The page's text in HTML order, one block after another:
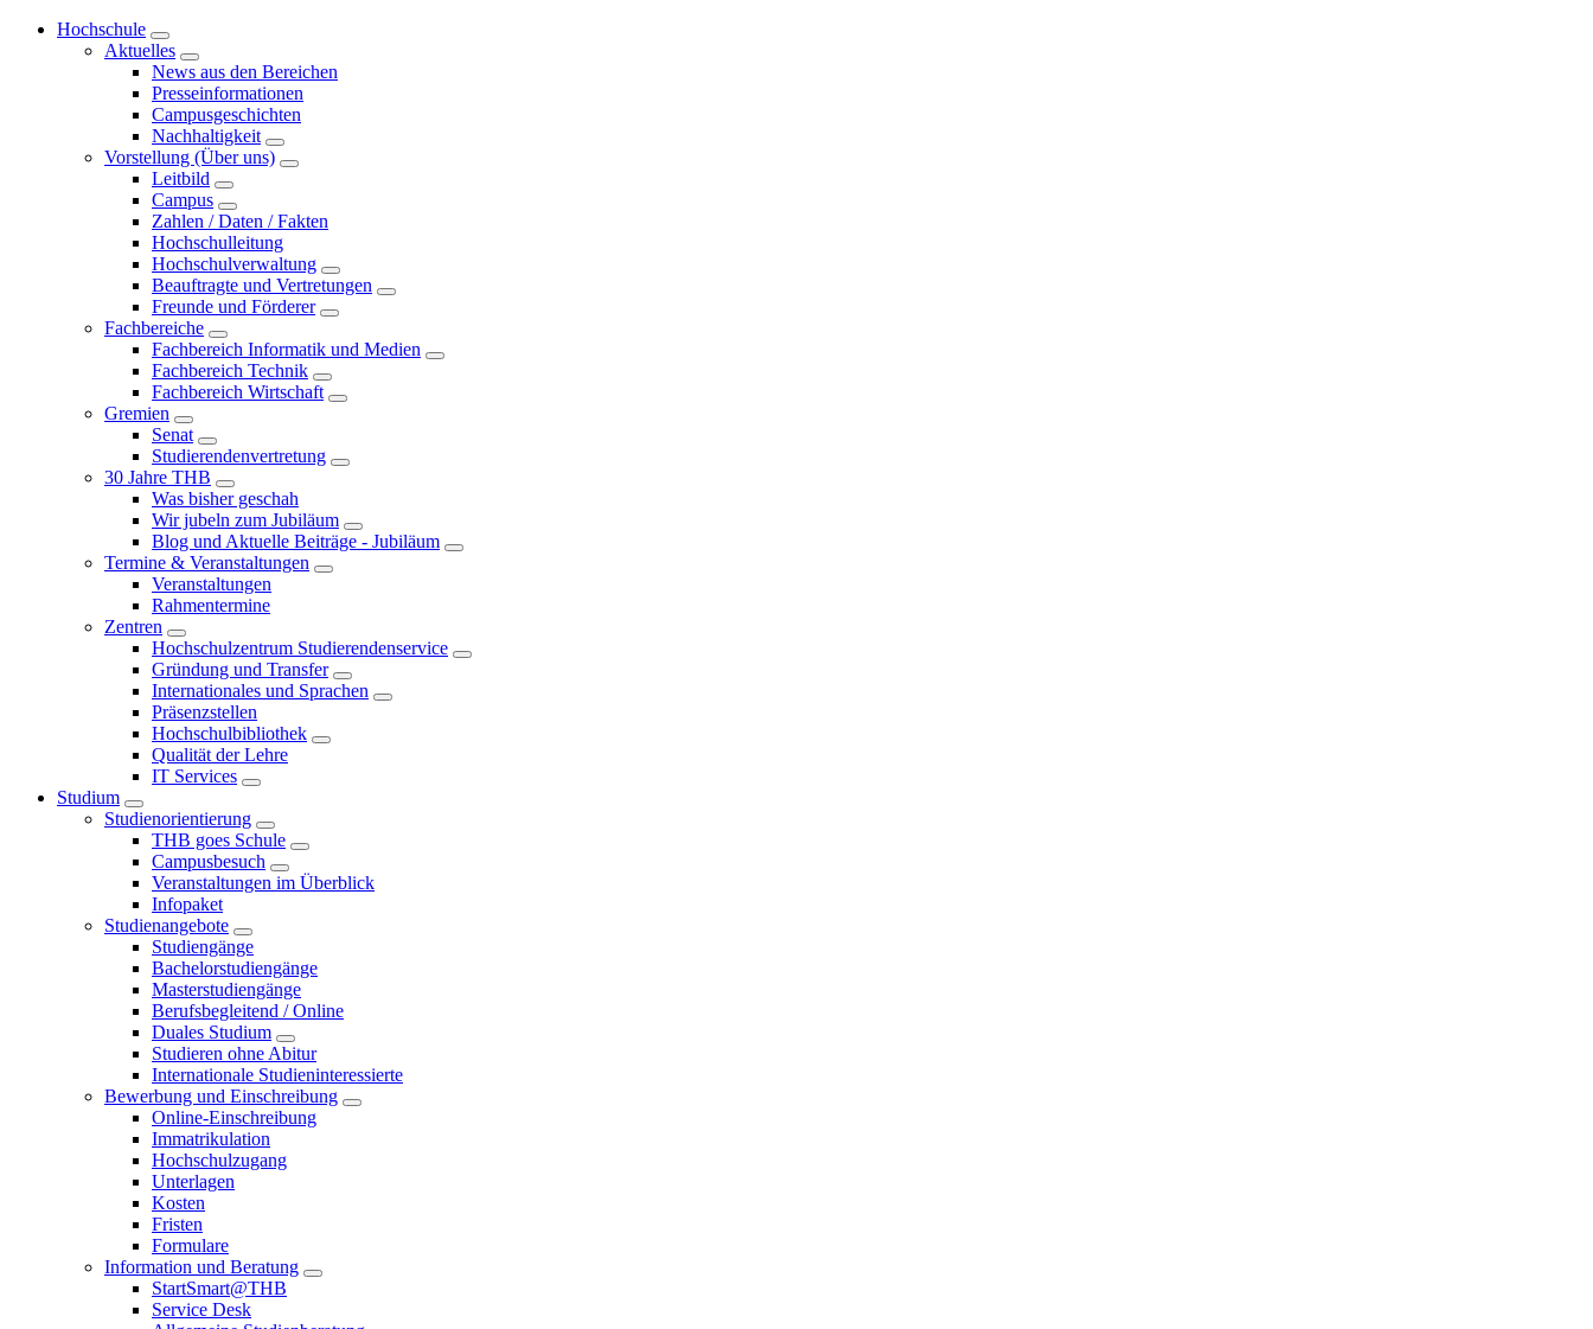
Hochschule
Aktuelles
News aus den Bereichen
Presseinformationen
Campusgeschichten
Nachhaltigkeit
Vorstellung (Über uns)
Leitbild
Campus
Zahlen / Daten / Fakten
Hochschulleitung
Hochschulverwaltung
Beauftragte und Vertretungen
Freunde und Förderer
Fachbereiche
Fachbereich Informatik und Medien
Fachbereich Technik
Fachbereich Wirtschaft
Gremien
Senat
Studierendenvertretung
30 Jahre THB
Was bisher geschah
Wir jubeln zum Jubiläum
Blog und Aktuelle Beiträge - Jubiläum
Termine & Veranstaltungen
Veranstaltungen
Rahmentermine
Zentren
Hochschulzentrum Studierendenservice
Gründung und Transfer
Internationales und Sprachen
Präsenzstellen
Hochschulbibliothek
Qualität der Lehre
IT Services
Studium
Studienorientierung
THB goes Schule
Campusbesuch
Veranstaltungen im Überblick
Infopaket
Studienangebote
Studiengänge
Bachelorstudiengänge
Masterstudiengänge
Berufsbegleitend / Online
Duales Studium
Studieren ohne Abitur
Internationale Studieninteressierte
Bewerbung und Einschreibung
Online-Einschreibung
Immatrikulation
Hochschulzugang
Unterlagen
Kosten
Fristen
Formulare
Information und Beratung
StartSmart@THB
Service Desk